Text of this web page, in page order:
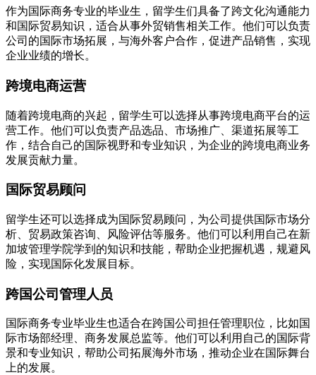
作为国际商务专业的毕业生，留学生们具备了跨文化沟通能力
和国际贸易知识，适合从事外贸销售相关工作。他们可以负责
公司的国际市场拓展，与海外客户合作，促进产品销售，实现
企业业绩的增长。
跨境电商运营
随着跨境电商的兴起，留学生可以选择从事跨境电商平台的运
营工作。他们可以负责产品选品、市场推广、渠道拓展等工
作，结合自己的国际视野和专业知识，为企业的跨境电商业务
发展贡献力量。
国际贸易顾问
留学生还可以选择成为国际贸易顾问，为公司提供国际市场分
析、贸易政策咨询、风险评估等服务。他们可以利用自己在新
加坡管理学院学到的知识和技能，帮助企业把握机遇，规避风
险，实现国际化发展目标。
跨国公司管理人员
国际商务专业毕业生也适合在跨国公司担任管理职位，比如国
际市场部经理、商务发展总监等。他们可以利用自己的国际背
景和专业知识，帮助公司拓展海外市场，推动企业在国际舞台
上的发展。